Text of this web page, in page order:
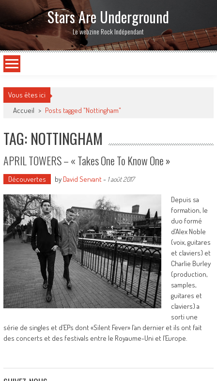
Stars Are Underground
Le webzine Rock Indépendant
Vous êtes ici
Accueil > Posts tagged "Nottingham"
TAG: NOTTINGHAM
APRIL TOWERS – « Takes One To Know One »
Découvertes by David Servant- 1 août 2017
Depuis sa
formation, le
duo formé
d’Alex Noble
(voix, guitares
et claviers) et
Charlie Burley
(production,
samples,
guitares et
claviers) a
sorti une
série de singles et d’EPs dont «Silent Fever» l’an dernier et ils ont fait
des concerts et des festivals entre le Royaume-Uni et l’Europe.